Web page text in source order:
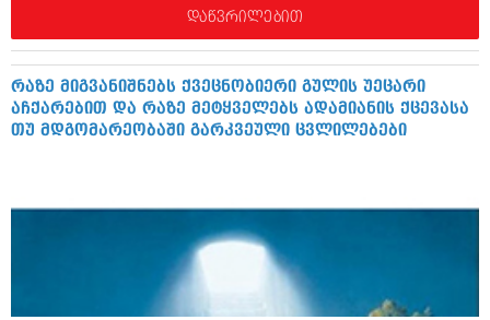
ივნისი 2010 (685)
აპრილი 2010 (229)
თებერვალი 2010 (421)
იანვარი 2010 (422)
დეკემბერი 2009 (510)
სექტემბერი 2009 (541)
აგვისტო 2009 (14)
ივლისი 2009 (118)
თებერვალი 0216 (1)
დეკემბერი 0215 (1)
ოქტომბერი 0215 (1)
დაწვრილებით
რაზე მიგვანიშნებს ქვეცნობიერი გულის უეცარი
აჩქარებით და რაზე მეტყველებს ადამიანის ქცევასა
თუ მდგომარეობაში გარკვეული ცვლილებები